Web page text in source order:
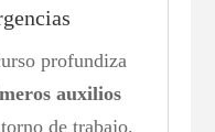
profundiza
auxilios
de trabajo.